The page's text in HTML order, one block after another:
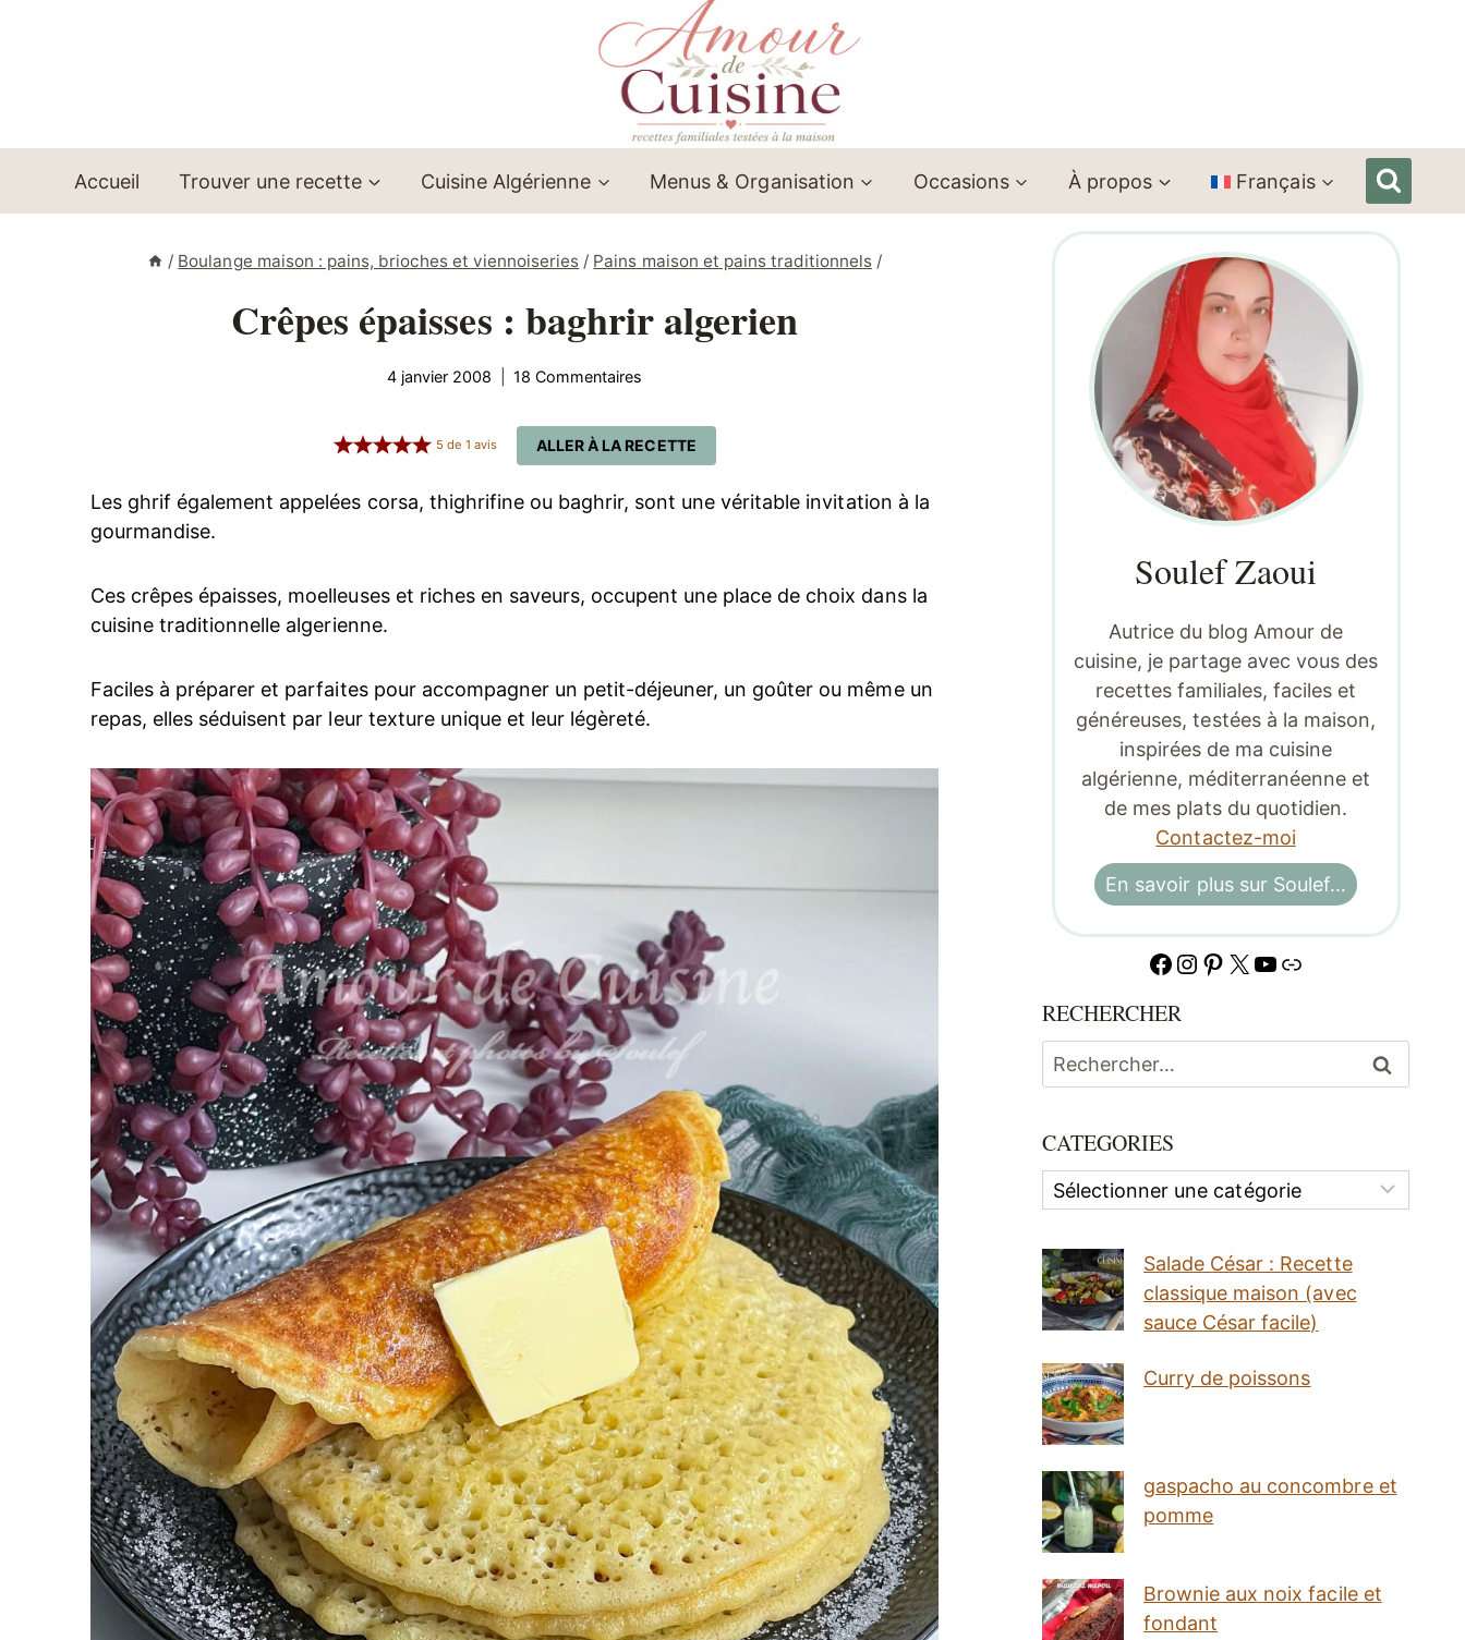
Accueil Trouver une recette Cuisine Algérienne Menus & Organisation Occasions À propos Français
/ Boulange maison : pains, brioches et viennoiseries / Pains maison et pains traditionnels /
Crêpes épaisses : baghrir algerien
4 janvier 2008 18 Commentaires
ALLER À LA RECETTE
5 de1 avis
Les ghrif également appelées corsa, thighrifine ou baghrir, sont une véritable invitation à la
gourmandise.
Ces crêpes épaisses, moelleuses et riches en saveurs, occupent une place de choix dans la
cuisine traditionnelle algerienne.
Faciles à préparer et parfaites pour accompagner un petit-déjeuner, un goûter ou même un
repas, elles séduisent par leur texture unique et leur légèreté.
Soulef Zaoui
Autrice du blog Amour de
cuisine, je partage avec vous des
recettes familiales, faciles et
généreuses, testées à la maison,
inspirées de ma cuisine
algérienne, méditerranéenne et
de mes plats du quotidien.
Contactez-moi
En savoir plus sur Soulef…
Facebook
Instagram
Pinterest
X YouTube
Lien
RECHERCHER
Rechercher :
CATEGORIES
Categories
Salade César : Recette
classique maison (avec
sauce César facile)
Curry de poissons
gaspacho au concombre et
pomme
Brownie aux noix facile et
fondant